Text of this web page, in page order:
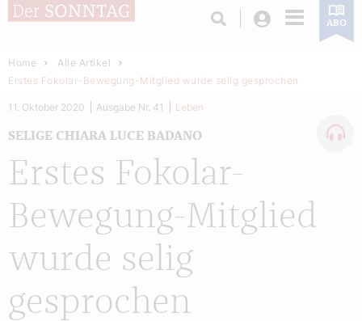
Login ABO
Home
Alle Artikel
Erstes Fokolar-Bewegung-Mitglied wurde selig gesprochen
Erstes Fokolar-
Bewegung-Mitglied
wurde selig
gesprochen
SELIGE CHIARA LUCE BADANO
11. Oktober 2020 Ausgabe Nr. 41 Leben